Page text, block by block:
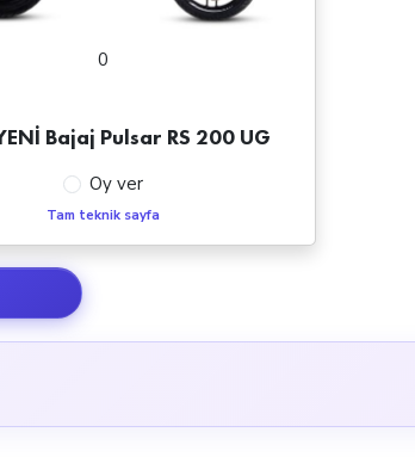
0
Bajaj Pulsar RS 200 UG
Oy ver
Tam teknik sayfa